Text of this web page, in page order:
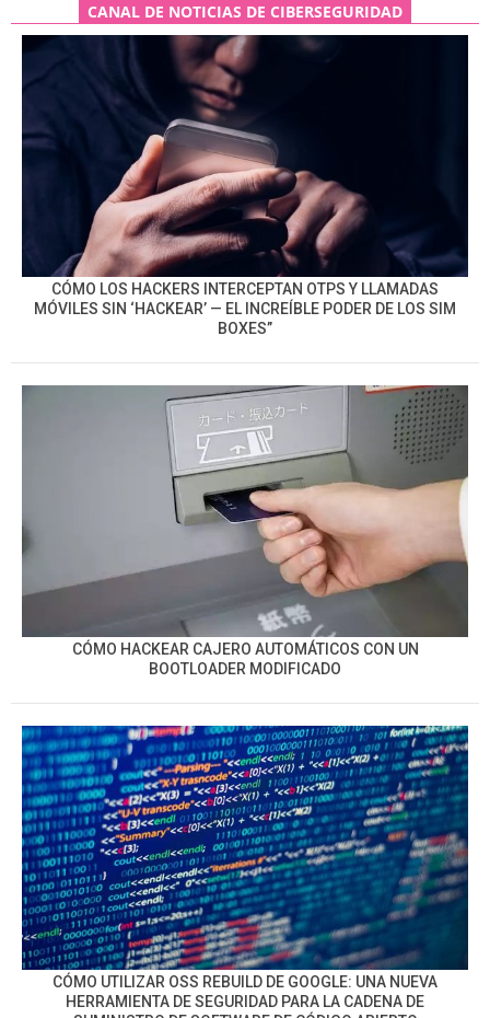
CANAL DE NOTICIAS DE CIBERSEGURIDAD
CÓMO LOS HACKERS INTERCEPTAN OTPS Y LLAMADAS
MÓVILES SIN ‘HACKEAR’ — EL INCREÍBLE PODER DE LOS SIM
BOXES”
CÓMO HACKEAR CAJERO AUTOMÁTICOS CON UN
BOOTLOADER MODIFICADO
CÓMO UTILIZAR OSS REBUILD DE GOOGLE: UNA NUEVA
HERRAMIENTA DE SEGURIDAD PARA LA CADENA DE